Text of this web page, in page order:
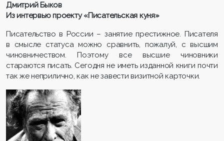
Дмитрий Быков
Из интервью проекту «Писательская куня»
Писательство в России – занятие престижное. Писателя
в смысле статуса можно сравнить, пожалуй, с высшим
чиновничеством. Поэтому все высшие чиновники
стараются писать. Сегодня не иметь изданной книги почти
так же неприлично, как не завести визитной карточки.